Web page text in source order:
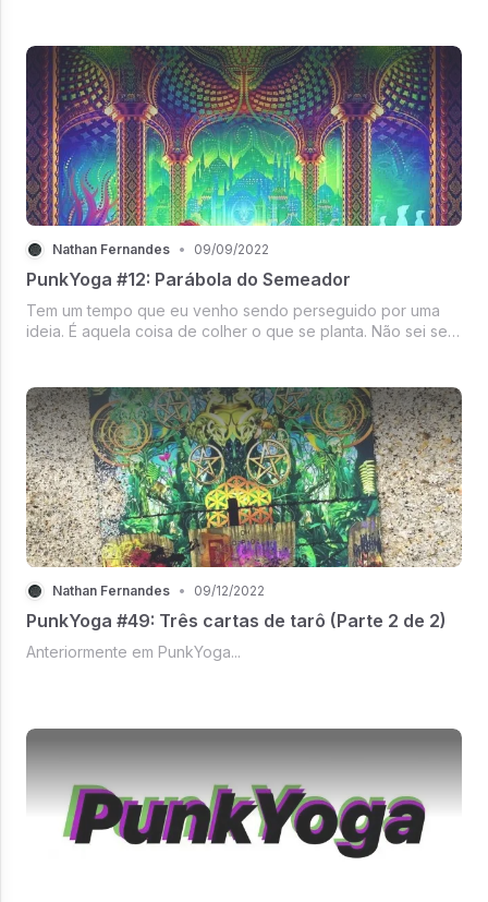
dinheiro que a gente gasta ...
Nathan Fernandes • 09/09/2022
PunkYoga #12: Parábola do Semeador
Tem um tempo que eu venho sendo perseguido por uma
ideia. É aquela coisa de colher o que se planta. Não sei se é
fez ser notada c...
Nathan Fernandes • 09/12/2022
PunkYoga #49: Três cartas de tarô (Parte 2 de 2)
Anteriormente em PunkYoga...